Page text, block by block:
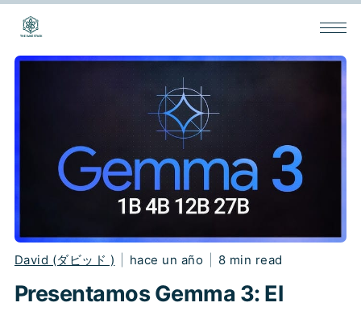
David (ダビッド ) hace un año 8 min read
Presentamos Gemma 3: El